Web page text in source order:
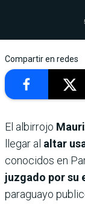
Compartir en redes
El albirrojo
llegar al altar
conocidos en
juzgado por su
paraguayo